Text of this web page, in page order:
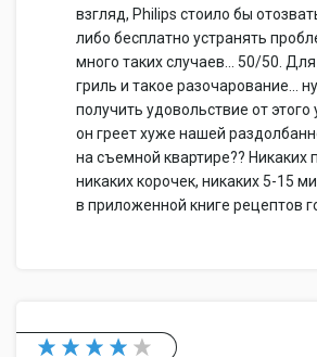
взгляд, Philips стоило бы
либо бесплатно устранять
много таких случаев... 50/50.
гриль и такое разочарование...
получить удовольствие от этого
он греет хуже нашей
на съемной квартире?? Никаких
никаких корочек, никаких 5-15
в приложенной книге рецептов